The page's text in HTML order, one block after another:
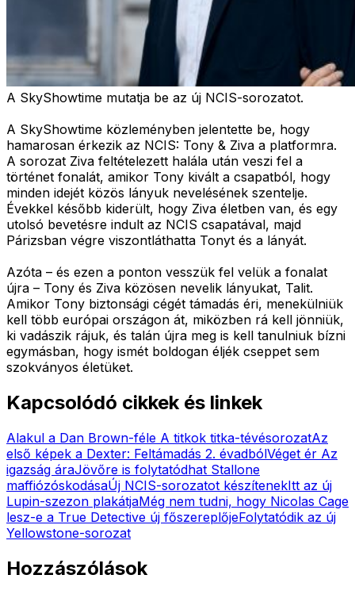
A SkyShowtime mutatja be az új NCIS-sorozatot.
A SkyShowtime közleményben jelentette be, hogy
hamarosan érkezik az NCIS: Tony & Ziva a platformra.
A sorozat Ziva feltételezett halála után veszi fel a
történet fonalát, amikor Tony kivált a csapatból, hogy
minden idejét közös lányuk nevelésének szentelje.
Évekkel később kiderült, hogy Ziva életben van, és egy
utolsó bevetésre indult az NCIS csapatával, majd
Párizsban végre viszontláthatta Tonyt és a lányát.
Azóta – és ezen a ponton vesszük fel velük a fonalat
újra – Tony és Ziva közösen nevelik lányukat, Talit.
Amikor Tony biztonsági cégét támadás éri, menekülniük
kell több európai országon át, miközben rá kell jönniük,
ki vadászik rájuk, és talán újra meg is kell tanulniuk bízni
egymásban, hogy ismét boldogan éljék cseppet sem
szokványos életüket.
Kapcsolódó cikkek és linkek
Alakul a Dan Brown-féle A titkok titka-tévésorozatAz
első képek a Dexter: Feltámadás 2. évadbólVéget ér Az
igazság áraJövőre is folytatódhat Stallone
maffiózóskodásaÚj NCIS-sorozatot készítenekItt az új
Lupin-szezon plakátjaMég nem tudni, hogy Nicolas Cage
lesz-e a True Detective új főszereplőjeFolytatódik az új
Yellowstone-sorozat
Hozzászólások